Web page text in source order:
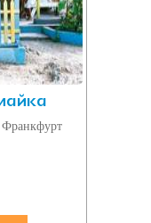
Франкфурт